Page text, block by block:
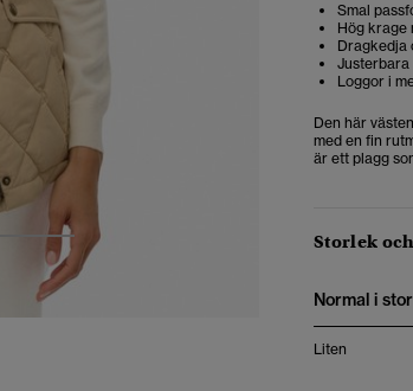
8
Smal
Hög krage
Dragkedja
Justerbara
Loggor i
Den här
med en fin
är ett plagg
Storlek
Normal i
Liten